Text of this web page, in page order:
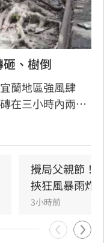
、樹倒
蘭地區強風肆
在三小時內兩度
象，所幸無人傷
攪局父親節！
挾狂風暴雨炸雙
3小時前